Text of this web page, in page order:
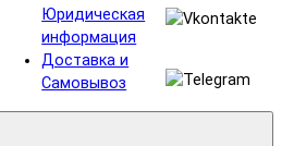
Юридическая
информация
Доставка и
Самовывоз